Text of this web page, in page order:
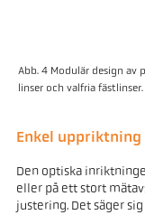
Abb. 4 Modulär design
linser och valfria fästlinser.
Enkel
Den optiska
eller på ett stort
justering. Det säger